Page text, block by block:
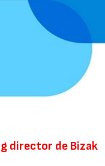
director de Bizak